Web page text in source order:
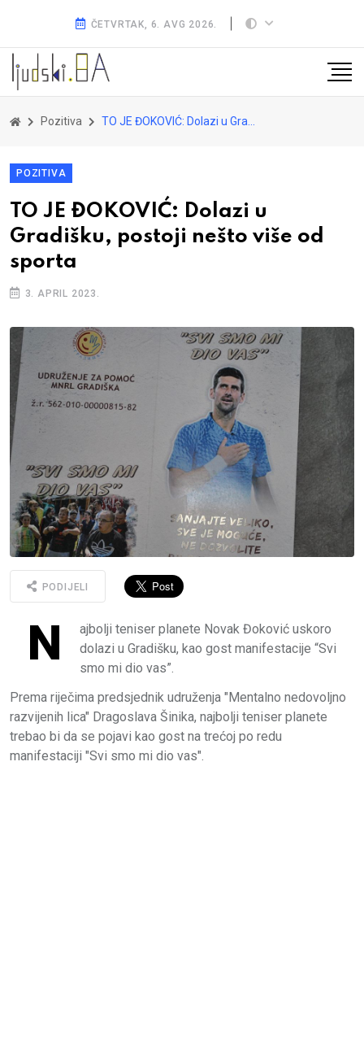
ČETVRTAK, 6. AVG 2026.
Pozitiva TO JE ĐOKOVIĆ: Dolazi u Gradišku, postoji nešto više od sporta
POZITIVA
TO JE ĐOKOVIĆ: Dolazi u
Gradišku, postoji nešto više od
sporta
3. APRIL 2023.
PODIJELI
N
ajbolji teniser planete Novak Đoković uskoro
dolazi u Gradišku, kao gost manifestacije “Svi
smo mi dio vas”.
Prema riječima predsjednik udruženja "Mentalno nedovoljno
razvijenih lica" Dragoslava Šinika, najbolji teniser planete
trebao bi da se pojavi kao gost na trećoj po redu
manifestaciji "Svi smo mi dio vas".